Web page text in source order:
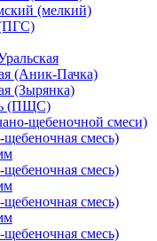
(мелкий)
(ПГС)
(Аник-Пачка)
(Зырянка)
(ПЩС)
щебеночной смеси)
смесь)
смесь)
смесь)
смесь)